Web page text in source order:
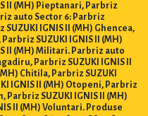
II (MH) Pieptanari, Parbriz
auto Sector 6: Parbriz
SUZUKI IGNIS II (MH) Ghencea,
SUZUKI IGNIS II (MH)
II (MH) Militari. Parbriz auto
Parbriz SUZUKI IGNIS II
Chitila, Parbriz SUZUKI
IGNIS II (MH) Otopeni, Parbriz
Parbriz SUZUKI IGNIS II (MH)
II (MH) Voluntari. Produse